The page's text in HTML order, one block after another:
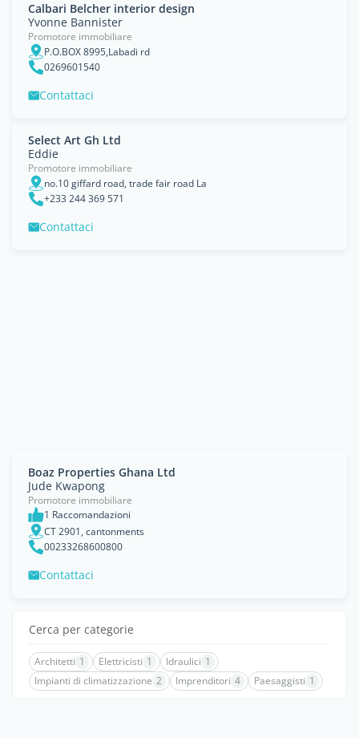
Calbari Belcher interior design
Yvonne Bannister
Promotore immobiliare
P.O.BOX 8995,Labadi rd
0269601540
Contattaci
Select Art Gh Ltd
Eddie
Promotore immobiliare
no.10 giffard road, trade fair road La
+233 244 369 571
Contattaci
Boaz Properties Ghana Ltd
Jude Kwapong
Promotore immobiliare
1 Raccomandazioni
CT 2901, cantonments
00233268600800
Contattaci
Cerca per categorie
Architetti 1 Elettricisti 1 Idraulici 1
Impianti di climatizzazione 2 Imprenditori 4 Paesaggisti 1